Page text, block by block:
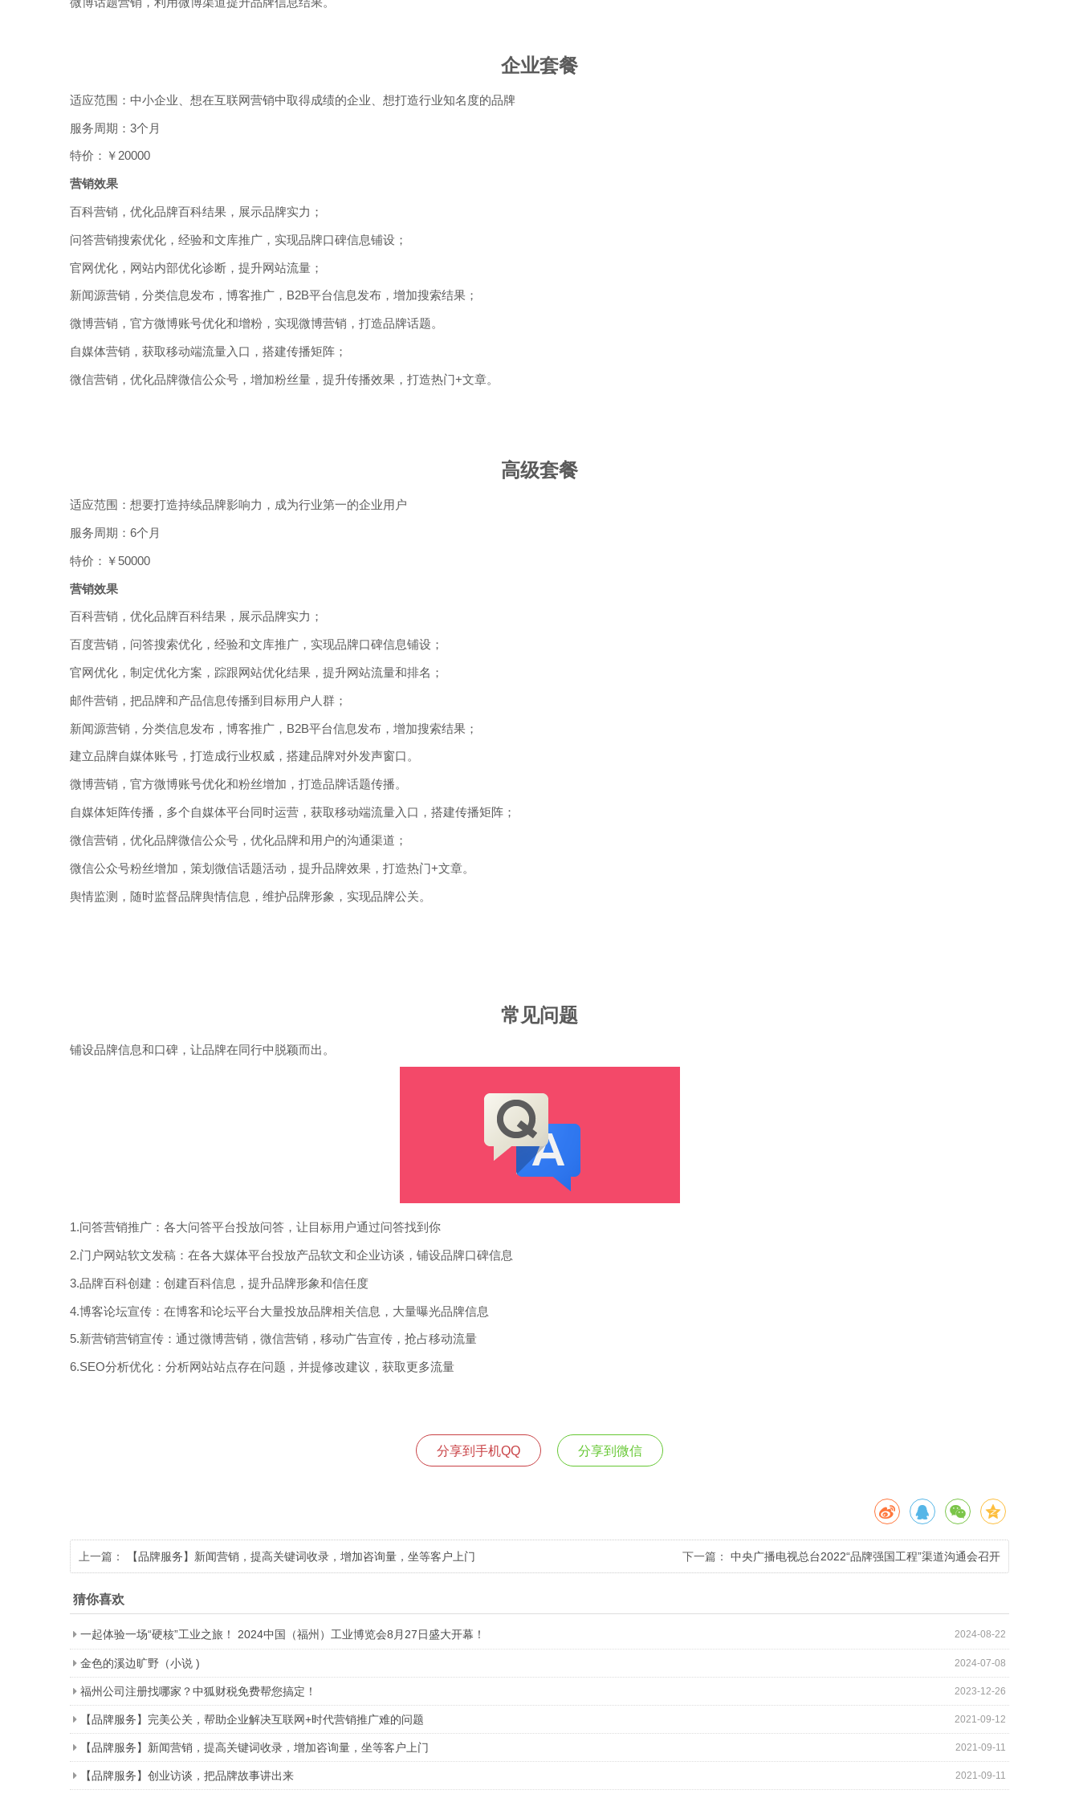
微博话题营销，利用微博渠道提升品牌信息结果。
企业套餐
适应范围：中小企业、想在互联网营销中取得成绩的企业、想打造行业知名度的品牌
服务周期：3个月
特价：￥20000
营销效果
百科营销，优化品牌百科结果，展示品牌实力；
问答营销搜索优化，经验和文库推广，实现品牌口碑信息铺设；
官网优化，网站内部优化诊断，提升网站流量；
新闻源营销，分类信息发布，博客推广，B2B平台信息发布，增加搜索结果；
微博营销，官方微博账号优化和增粉，实现微博营销，打造品牌话题。
自媒体营销，获取移动端流量入口，搭建传播矩阵；
微信营销，优化品牌微信公众号，增加粉丝量，提升传播效果，打造热门+文章。
高级套餐
适应范围：想要打造持续品牌影响力，成为行业第一的企业用户
服务周期：6个月
特价：￥50000
营销效果
百科营销，优化品牌百科结果，展示品牌实力；
百度营销，问答搜索优化，经验和文库推广，实现品牌口碑信息铺设；
官网优化，制定优化方案，踪跟网站优化结果，提升网站流量和排名；
邮件营销，把品牌和产品信息传播到目标用户人群；
新闻源营销，分类信息发布，博客推广，B2B平台信息发布，增加搜索结果；
建立品牌自媒体账号，打造成行业权威，搭建品牌对外发声窗口。
微博营销，官方微博账号优化和粉丝增加，打造品牌话题传播。
自媒体矩阵传播，多个自媒体平台同时运营，获取移动端流量入口，搭建传播矩阵；
微信营销，优化品牌微信公众号，优化品牌和用户的沟通渠道；
微信公众号粉丝增加，策划微信话题活动，提升品牌效果，打造热门+文章。
舆情监测，随时监督品牌舆情信息，维护品牌形象，实现品牌公关。
常见问题
铺设品牌信息和口碑，让品牌在同行中脱颖而出。
1.问答营销推广：各大问答平台投放问答，让目标用户通过问答找到你
2.门户网站软文发稿：在各大媒体平台投放产品软文和企业访谈，铺设品牌口碑信息
3.品牌百科创建：创建百科信息，提升品牌形象和信任度
4.博客论坛宣传：在博客和论坛平台大量投放品牌相关信息，大量曝光品牌信息
5.新营销营销宣传：通过微博营销，微信营销，移动广告宣传，抢占移动流量
6.SEO分析优化：分析网站站点存在问题，并提修改建议，获取更多流量
分享到手机QQ 分享到微信
上一篇： 【品牌服务】新闻营销，提高关键词收录，增加咨询量，坐等客户上门 下一篇： 中央广播电视总台2022“品牌强国工程”渠道沟通会召开
猜你喜欢
2024-08-22
一起体验一场“硬核”工业之旅！ 2024中国（福州）工业博览会8月27日盛大开幕！
2024-07-08
金色的溪边旷野（小说 )
2023-12-26
福州公司注册找哪家？中狐财税免费帮您搞定！
2021-09-12
【品牌服务】完美公关，帮助企业解决互联网+时代营销推广难的问题
2021-09-11
【品牌服务】新闻营销，提高关键词收录，增加咨询量，坐等客户上门
2021-09-11
【品牌服务】创业访谈，把品牌故事讲出来